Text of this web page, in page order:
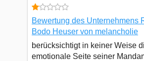
Bewertung des Unternehmens
Bodo Heuser von melancholie
berücksichtigt in keiner Weise
emotionale Seite seiner